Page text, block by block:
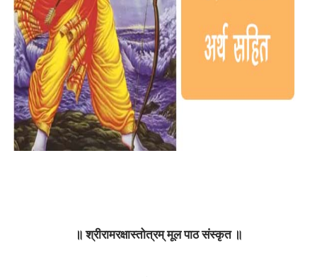
॥ श्रीरामरक्षास्तोत्रम्‌ मूल पाठ संस्कृत‌ ॥